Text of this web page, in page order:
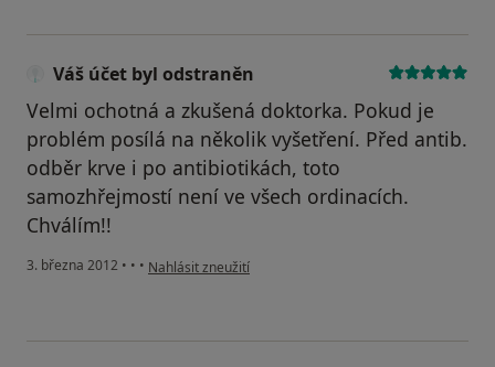
Váš účet byl odstraněn
Velmi ochotná a zkušená doktorka. Pokud je
problém posílá na několik vyšetření. Před antib.
odběr krve i po antibiotikách, toto
samozhřejmostí není ve všech ordinacích.
Chválím!!
3. března 2012 • • • podle názoru uživatele Váš účet byl odstraněn
Nahlásit zneužití